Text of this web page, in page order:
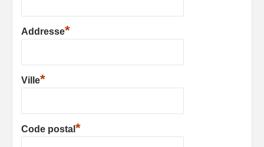
Addresse*
Ville*
Code postal *